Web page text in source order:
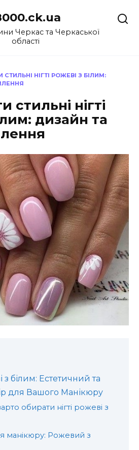
Черкас та Черкаської
області
СТИЛЬНІ НІГТІ РОЖЕВІ З БІЛИМ:
стильні нігті
дизайн та
з білим: Естетичний та
для Вашого Манікюру
обирати нігті рожеві з
манікюру: Рожевий з